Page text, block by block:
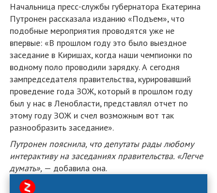
Начальница пресс-службы губернатора Екатерина
Путронен рассказала изданию «Подъем», что
подобные мероприятия проводятся уже не
впервые: «В прошлом году это было выездное
заседание в Киришах, когда наши чемпионки по
водному поло проводили зарядку. А сегодня
зампредседателя правительства, курировавший
проведение года ЗОЖ, который в прошлом году
был у нас в Ленобласти, представлял отчет по
этому году ЗОЖ и счел возможным вот так
разнообразить заседание».
Путронен пояснила, что депутаты рады любому
интерактиву на заседаниях правительства. «Легче
думать», — добавила она.